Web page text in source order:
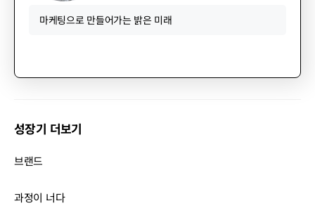
마케팅으로 만들어가는 밝은 미래
성장기 더보기
브랜드
과정이 너다